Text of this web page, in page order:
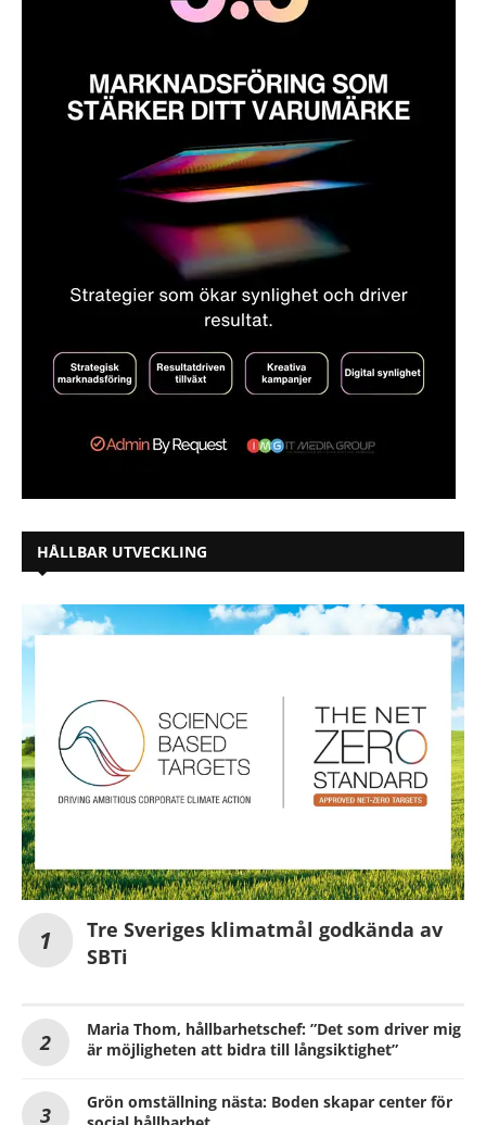
HÅLLBAR UTVECKLING
Tre Sveriges klimatmål godkända av
SBTi
Maria Thom, hållbarhetschef: ”Det som driver mig
är möjligheten att bidra till långsiktighet”
Grön omställning nästa: Boden skapar center för